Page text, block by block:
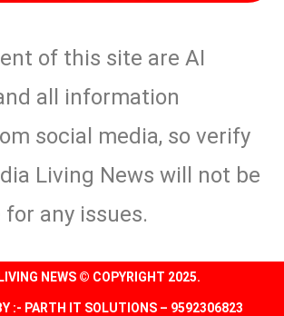
of this site are AI
all information
social media, so verify
Living News will not be
any issues.
NEWS © COPYRIGHT 2025.
:- PARTH IT SOLUTIONS – 9592306823